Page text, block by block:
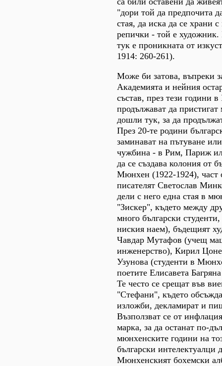
"дори той да предпочита
стая, да иска да се храни
репички - той е художник.
тук е проникната от
1914: 260-261).
Може би затова, въпреки
Академията и нейния
състав, през тези години
продължават да пристигат
дошли тук, за да
През 20-те родини
заминават на пътуване
чужбина - в Рим, Париж
да се създава колония от
Мюнхен (1922-1924), част
писателят Светослав
дели с него една стая в
"Зискер", където между
много български
ниския наем), бъдещият
Чавдар Мутафов (учещ
инженерство), Кирил
Узунова (студенти в
поетите Елисавета
Те често се срещат във
"Стефани", където
изложби, декламират и
Възползват се от
марка, за да останат по-
мюнхенските години на
български интелектуалци
Мюнхенският бохемски